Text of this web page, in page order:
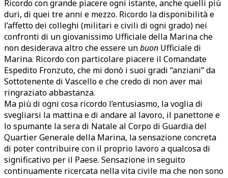
Ricordo con grande piacere ogni istante, anche quelli più
duri, di quei tre anni e mezzo. Ricordo la disponibilità e
l’affetto dei colleghi (militari e civili di ogni grado) nei
confronti di un giovanissimo Ufficiale della Marina che
non desiderava altro che essere unbuon Ufficiale di
Marina. Ricordo con particolare piacere il Comandate
Espedito Fronzuto, che mi donò i suoi gradi “anziani” da
Sottotenente di Vascello e che credo di non aver mai
ringraziato abbastanza.
Ma più di ogni cosa ricordo l’entusiasmo, la voglia di
svegliarsi la mattina e di andare al lavoro, il panettone e
lo spumante la sera di Natale al Corpo di Guardia del
Quartier Generale della Marina, la sensazione concreta
di poter contribuire con il proprio lavoro a qualcosa di
significativo per il Paese. Sensazione in seguito
continuamente ricercata nella vita civile ma che non sono